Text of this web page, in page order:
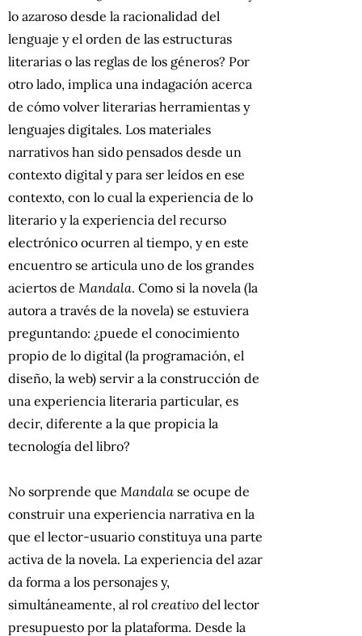
lo azaroso desde la racionalidad del
lenguaje y el orden de las estructuras
literarias o las reglas de los géneros? Por
otro lado, implica una indagación acerca
de cómo volver literarias herramientas y
lenguajes digitales. Los materiales
narrativos han sido pensados desde un
contexto digital y para ser leídos en ese
contexto, con lo cual la experiencia de lo
literario y la experiencia del recurso
electrónico ocurren al tiempo, y en este
encuentro se articula uno de los grandes
aciertos de Mandala. Como si la novela (la
autora a través de la novela) se estuviera
preguntando: ¿puede el conocimiento
propio de lo digital (la programación, el
diseño, la web) servir a la construcción de
una experiencia literaria particular, es
decir, diferente a la que propicia la
tecnología del libro?
No sorprende que Mandala se ocupe de
construir una experiencia narrativa en la
que el lector-usuario constituya una parte
activa de la novela. La experiencia del azar
da forma a los personajes y,
simultáneamente, al rol creativo del lector
presupuesto por la plataforma. Desde la